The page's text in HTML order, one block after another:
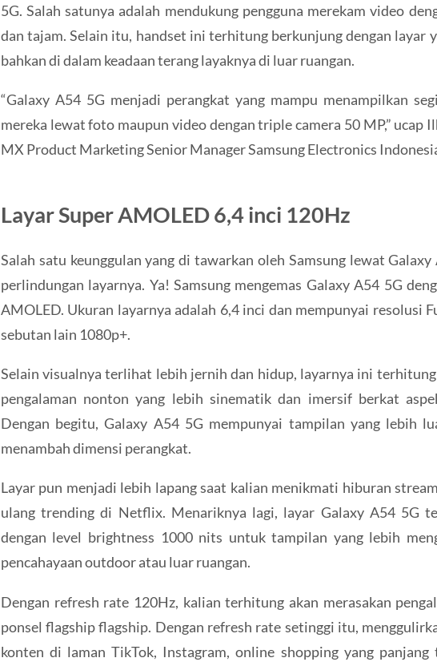
5G. Salah satunya adalah mendukung pengguna merekam video
dan tajam. Selain itu, handset ini terhitung berkunjung dengan layar
bahkan di dalam keadaan terang layaknya di luar ruangan.
“Galaxy A54 5G menjadi perangkat yang mampu menampilkan
mereka lewat foto maupun video dengan triple camera 50 MP,” ucap
MX Product Marketing Senior Manager Samsung Electronics
Layar Super AMOLED 6,4 inci 120Hz
Salah satu keunggulan yang di tawarkan oleh Samsung lewat Galaxy
perlindungan layarnya. Ya! Samsung mengemas Galaxy A54 5G
AMOLED. Ukuran layarnya adalah 6,4 inci dan mempunyai resolusi
sebutan lain 1080p+.
Selain visualnya terlihat lebih jernih dan hidup, layarnya ini
pengalaman nonton yang lebih sinematik dan imersif berkat
Dengan begitu, Galaxy A54 5G mempunyai tampilan yang lebih
menambah dimensi perangkat.
Layar pun menjadi lebih lapang saat kalian menikmati hiburan
ulang trending di Netflix. Menariknya lagi, layar Galaxy A54 5G
dengan level brightness 1000 nits untuk tampilan yang lebih
pencahayaan outdoor atau luar ruangan.
Dengan refresh rate 120Hz, kalian terhitung akan merasakan
ponsel flagship flagship. Dengan refresh rate setinggi itu,
konten di laman TikTok, Instagram, online shopping yang panjang